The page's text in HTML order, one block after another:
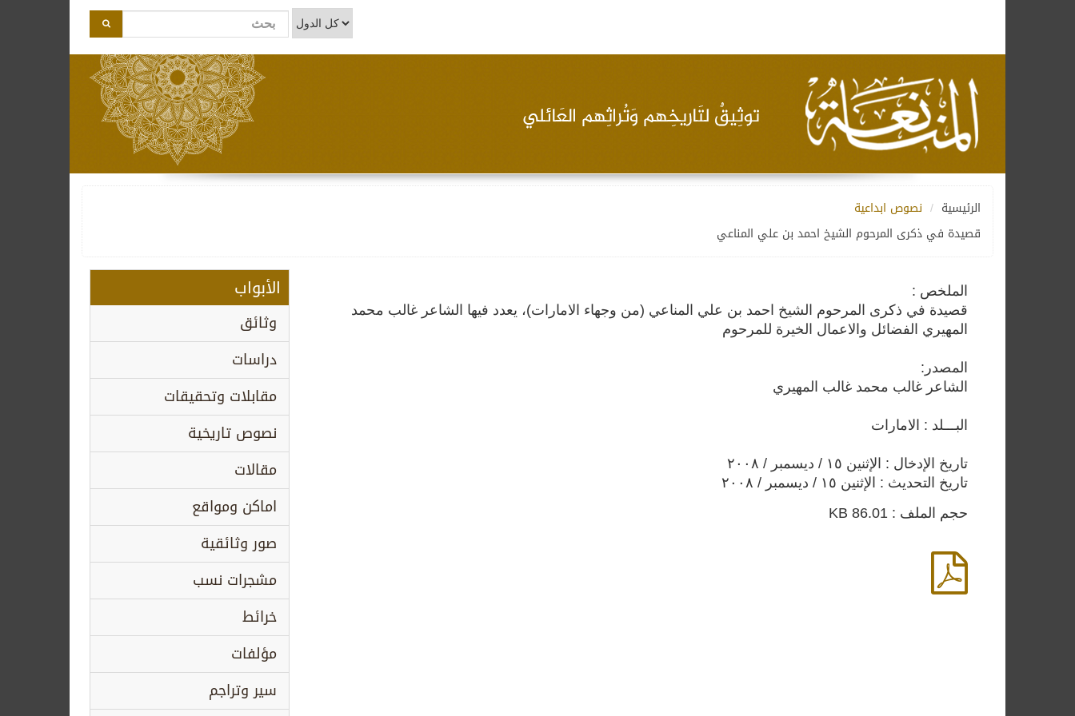
الأبواب
وثائق
دراسات
مقابلات وتحقيقات
نصوص تاريخية
مقالات
اماكن ومواقع
صور وثائقية
مشجرات نسب
خرائط
مؤلفات
سير وتراجم
الرئيسية
نصوص ابداعية
قصيدة في ذكرى المرحوم الشيخ احمد بن علي المناعي
الملخص :
قصيدة في ذكرى المرحوم الشيخ احمد بن علي المناعي (من وجهاء الامارات)، يعدد فيها الشاعر غالب محمد
المهيري الفضائل والاعمال الخيرة للمرحوم
المصدر:
الشاعر غالب محمد غالب المهيري
البـــلد : الامارات
تاريخ الإدخال : الإثنين ١٥ / ديسمبر / ٢٠٠٨
تاريخ التحديث : الإثنين ١٥ / ديسمبر / ٢٠٠٨
حجم الملف : 86.01 KB